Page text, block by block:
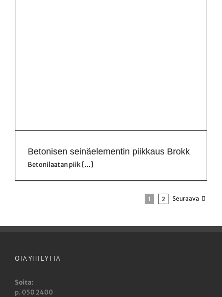
Betonisen seinäelementin piikkaus Brokk
Betonilaatan piik […]
1 2 Seuraava
OTA YHTEYTTÄ
Soita:
p. 050 2400